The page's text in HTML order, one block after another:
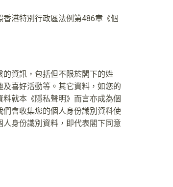
香港特別行政區法例第486章《個
的資訊，包括但不限於閣下的姓
喜好活動等。其它資料，如您的
就本《隱私聲明》而言亦成為個
會收集您的個人身份識別資料使
身份識別資料，即代表閣下同意